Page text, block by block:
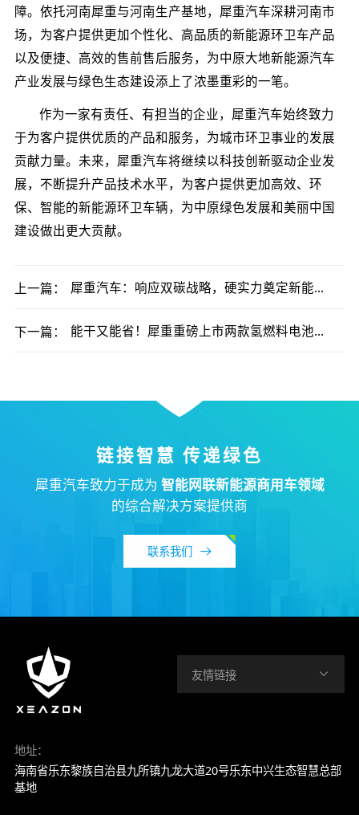
障。依托河南犀重与河南生产基地，犀重汽车深耕河南市
场，为客户提供更加个性化、高品质的新能源环卫车产品
以及便捷、高效的售前售后服务，为中原大地新能源汽车
产业发展与绿色生态建设添上了浓墨重彩的一笔。
作为一家有责任、有担当的企业，犀重汽车始终致力
于为客户提供优质的产品和服务，为城市环卫事业的发展
贡献力量。未来，犀重汽车将继续以科技创新驱动企业发
展，不断提升产品技术水平，为客户提供更加高效、环
保、智能的新能源环卫车辆，为中原绿色发展和美丽中国
建设做出更大贡献。
上一篇： 犀重汽车：响应双碳战略，硬实力奠定新能源商用车未来
下一篇： 能干又能省！犀重重磅上市两款氢燃料电池车型！
链接智慧 传递绿色
犀重汽车致力于成为 智能网联新能源商用车领域
的综合解决方案提供商
联系我们
友情链接
地址：
海南省乐东黎族自治县九所镇九龙大道20号乐东中兴生态智慧总部
基地